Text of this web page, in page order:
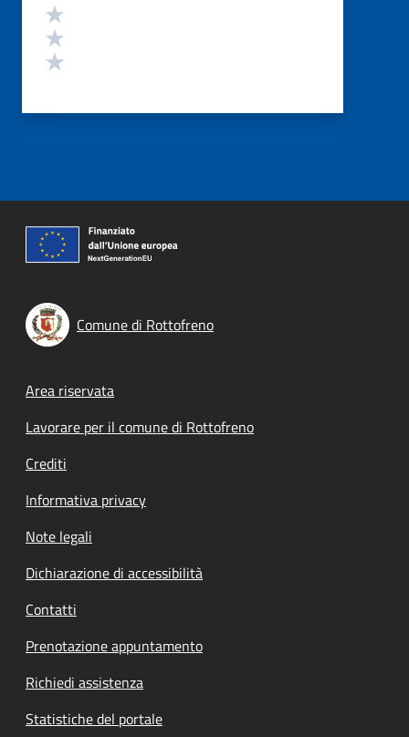
Comune di Rottofreno
Footer menu
Area riservata
Lavorare per il comune di Rottofreno
Crediti
Informativa privacy
Note legali
Dichiarazione di accessibilità
Contatti
Prenotazione appuntamento
Richiedi assistenza
Statistiche del portale